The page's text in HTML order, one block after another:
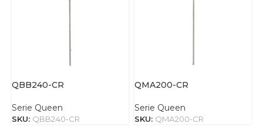
QBB240-CR
Serie Queen
SKU: QBB240-CR
QMA200-CR
Serie Queen
SKU: QMA200-CR